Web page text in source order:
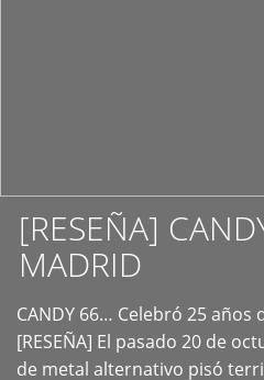
[RESEÑA]
MADRID
CANDY 66… Celebró 25
[RESEÑA] El pasado 20 de
de metal alternativo pisó